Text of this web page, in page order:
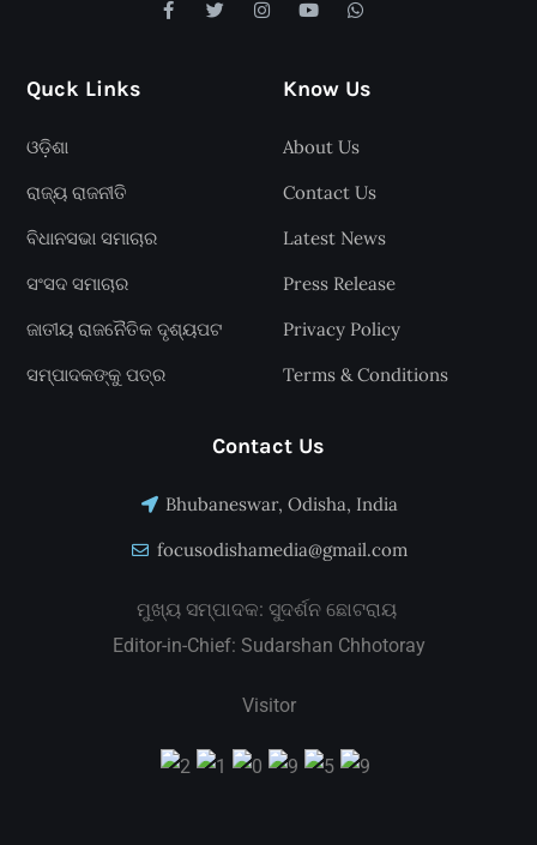
Quck Links
ଓଡ଼ିଶା
ରାଜ୍ୟ ରାଜନୀତି
ବିଧାନସଭା ସମାଚାର
ସଂସଦ ସମାଚାର
ଜାତୀୟ ରାଜନୈତିକ ଦୃଶ୍ୟପଟ
ସମ୍ପାଦକଙ୍କୁ ପତ୍ର
Know Us
About Us
Contact Us
Latest News
Press Release
Privacy Policy
Terms & Conditions
Contact Us
Bhubaneswar, Odisha, India
focusodishamedia@gmail.com
ମୁଖ୍ୟ ସମ୍ପାଦକ: ସୁଦର୍ଶନ ଛୋଟରାୟ
Editor-in-Chief: Sudarshan Chhotoray
Visitor